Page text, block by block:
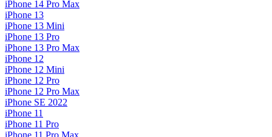
iPhone 14 Pro Max
iPhone 13
iPhone 13 Mini
iPhone 13 Pro
iPhone 13 Pro Max
iPhone 12
iPhone 12 Mini
iPhone 12 Pro
iPhone 12 Pro Max
iPhone SE 2022
iPhone 11
iPhone 11 Pro
iPhone 11 Pro Max